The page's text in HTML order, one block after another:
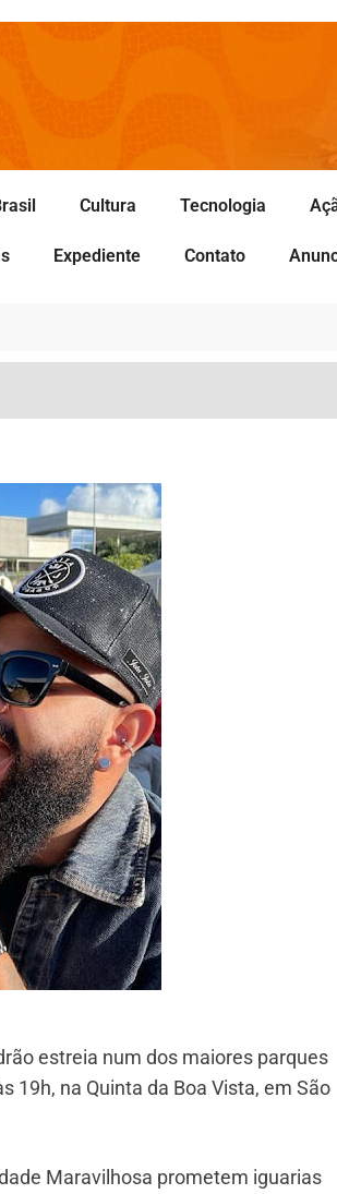
Cultura Tecnologia
Expediente Contato
estreia num dos maiores parques
19h, na Quinta da Boa Vista, em São
Maravilhosa prometem iguarias